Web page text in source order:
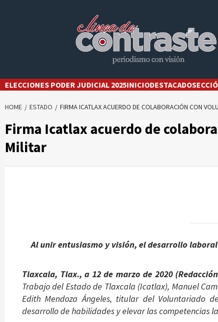
ELECCIONES PODER JUDICIAL 2025INICIODESTACADO
HOME ESTADO FIRMA ICATLAX ACUERDO DE COLABORACIÓN CON
Firma Icatlax acuerdo de
Militar
Al unir entusiasmo y visión, el desarrollo
Tlaxcala, Tlax., a 12 de marzo de 2020
Trabajo del Estado de Tlaxcala (Icatlax), Manuel
Edith Mendoza Ángeles, titular del Voluntariado
desarrollo de habilidades y elevar las competencias